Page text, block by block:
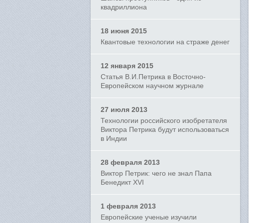
квадриллиона
18 июня 2015
Квантовые технологии на страже денег
12 января 2015
Статья В.И.Петрика в Восточно-
Европейском научном журнале
27 июля 2013
Технологии российского изобретателя
Виктора Петрика будут использоваться
в Индии
28 февраля 2013
Виктор Петрик: чего не знал Папа
Бенедикт XVI
1 февраля 2013
Европейские ученые изучили